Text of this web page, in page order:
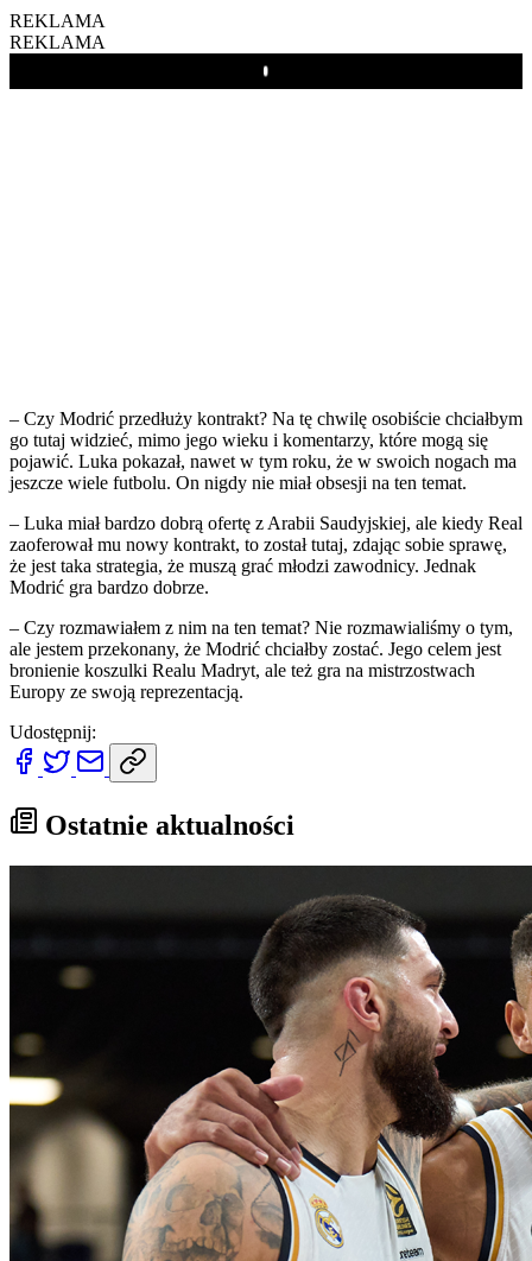
REKLAMA
REKLAMA
Play
– Czy Modrić przedłuży kontrakt? Na tę chwilę osobiście chciałbym
go tutaj widzieć, mimo jego wieku i komentarzy, które mogą się
pojawić. Luka pokazał, nawet w tym roku, że w swoich nogach ma
jeszcze wiele futbolu. On nigdy nie miał obsesji na ten temat.
– Luka miał bardzo dobrą ofertę z Arabii Saudyjskiej, ale kiedy Real
zaoferował mu nowy kontrakt, to został tutaj, zdając sobie sprawę,
że jest taka strategia, że muszą grać młodzi zawodnicy. Jednak
Modrić gra bardzo dobrze.
– Czy rozmawiałem z nim na ten temat? Nie rozmawialiśmy o tym,
ale jestem przekonany, że Modrić chciałby zostać. Jego celem jest
bronienie koszulki Realu Madryt, ale też gra na mistrzostwach
Europy ze swoją reprezentacją.
Udostępnij:
Ostatnie aktualności